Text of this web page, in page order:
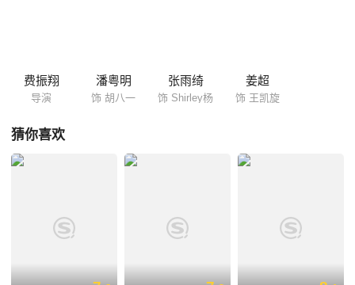
费振翔
导演
潘粤明
饰 胡八一
张雨绮
饰 Shirley杨
姜超
饰 王凯旋
猜你喜欢